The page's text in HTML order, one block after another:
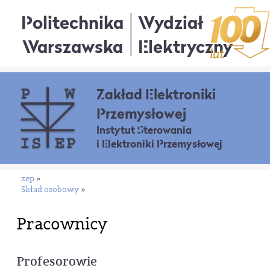
Politechnika
Warszawska
Wydział
Elektryczny
Zakład Elektroniki
Przemysłowej
Instytut Sterowania
i Elektroniki Przemysłowej
zep »
Skład osobowy »
Pracownicy
Profesorowie